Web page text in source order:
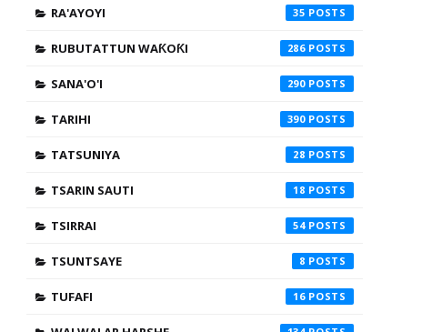
RA'AYOYI 35
RUBUTATTUN WAƘOƘI 286
SANA'O'I 290
TARIHI 390
TATSUNIYA 28
TSARIN SAUTI 18
TSIRRAI 54
TSUNTSAYE 8
TUFAFI 16